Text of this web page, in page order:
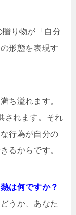
り物が「自分
形態を表現す
ち溢れます。
されます。それ
行為が自分の
るからです。
は何ですか？
どうか、あなた